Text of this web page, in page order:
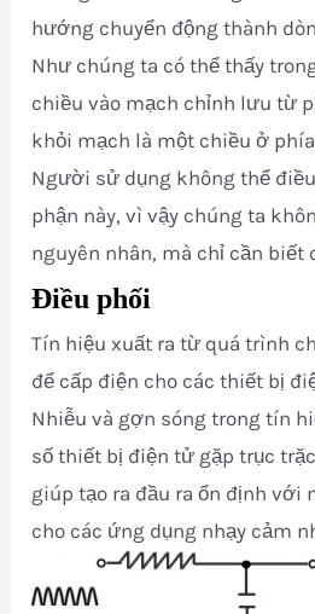
hướng chuyển động thành
Như chúng ta có thể thấy
chiều vào mạch chỉnh lưu từ
khỏi mạch là một chiều ở
Người sử dụng không thể
phận này, vì vậy chúng ta
nguyên nhân, mà chỉ cần biết
Điều phối
Tín hiệu xuất ra từ quá trình
để cấp điện cho các thiết bị
Nhiễu và gợn sóng trong tín
số thiết bị điện tử gặp trục
giúp tạo ra đầu ra ổn định với
cho các ứng dụng nhạy cảm